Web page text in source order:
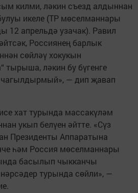
килми, ләкин съезд алдыннан
икеле (ТР мөселманнары
12 апрельдә узачак). Равил
Россиянең барлык
сөйләү хокукын
тырыша, ләкин бу бүгенге
— дип җавап
хат турында массакүләм
укып белүен әйтте. «Сүз
Президенты Аппаратына
һәм Россия мөселманнары
басылып чыкканчы
турында сөйли», —